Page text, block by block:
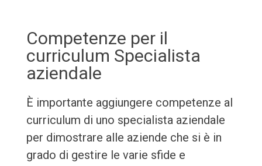
Competenze per il
curriculum Specialista
aziendale
È importante aggiungere competenze al
curriculum di uno specialista aziendale
per dimostrare alle aziende che si è in
grado di gestire le varie sfide e